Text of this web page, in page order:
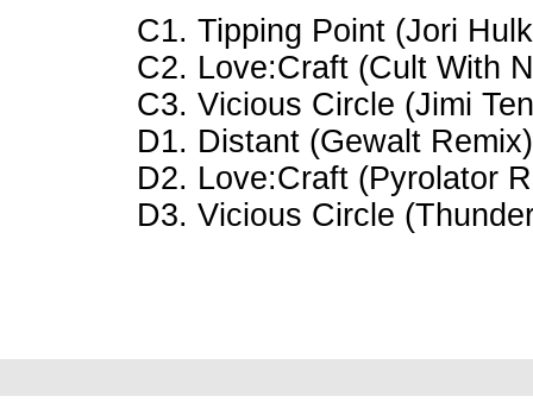
C1. Tipping Point (Jori
C2. Love:Craft (Cult With
C3. Vicious Circle (Jimi
D1. Distant (Gewalt Remix)
D2. Love:Craft (Pyrolator
D3. Vicious Circle